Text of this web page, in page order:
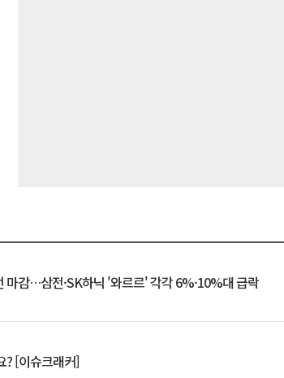
마감…삼전·SK하닉 '와르르' 각각 6%·10%대 급락
? [이슈크래커]